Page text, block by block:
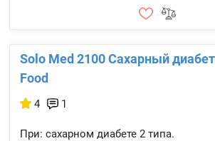
Solo Med 2100 Сахарный
Food
4 1
При: сахарном диабете 2 типа.